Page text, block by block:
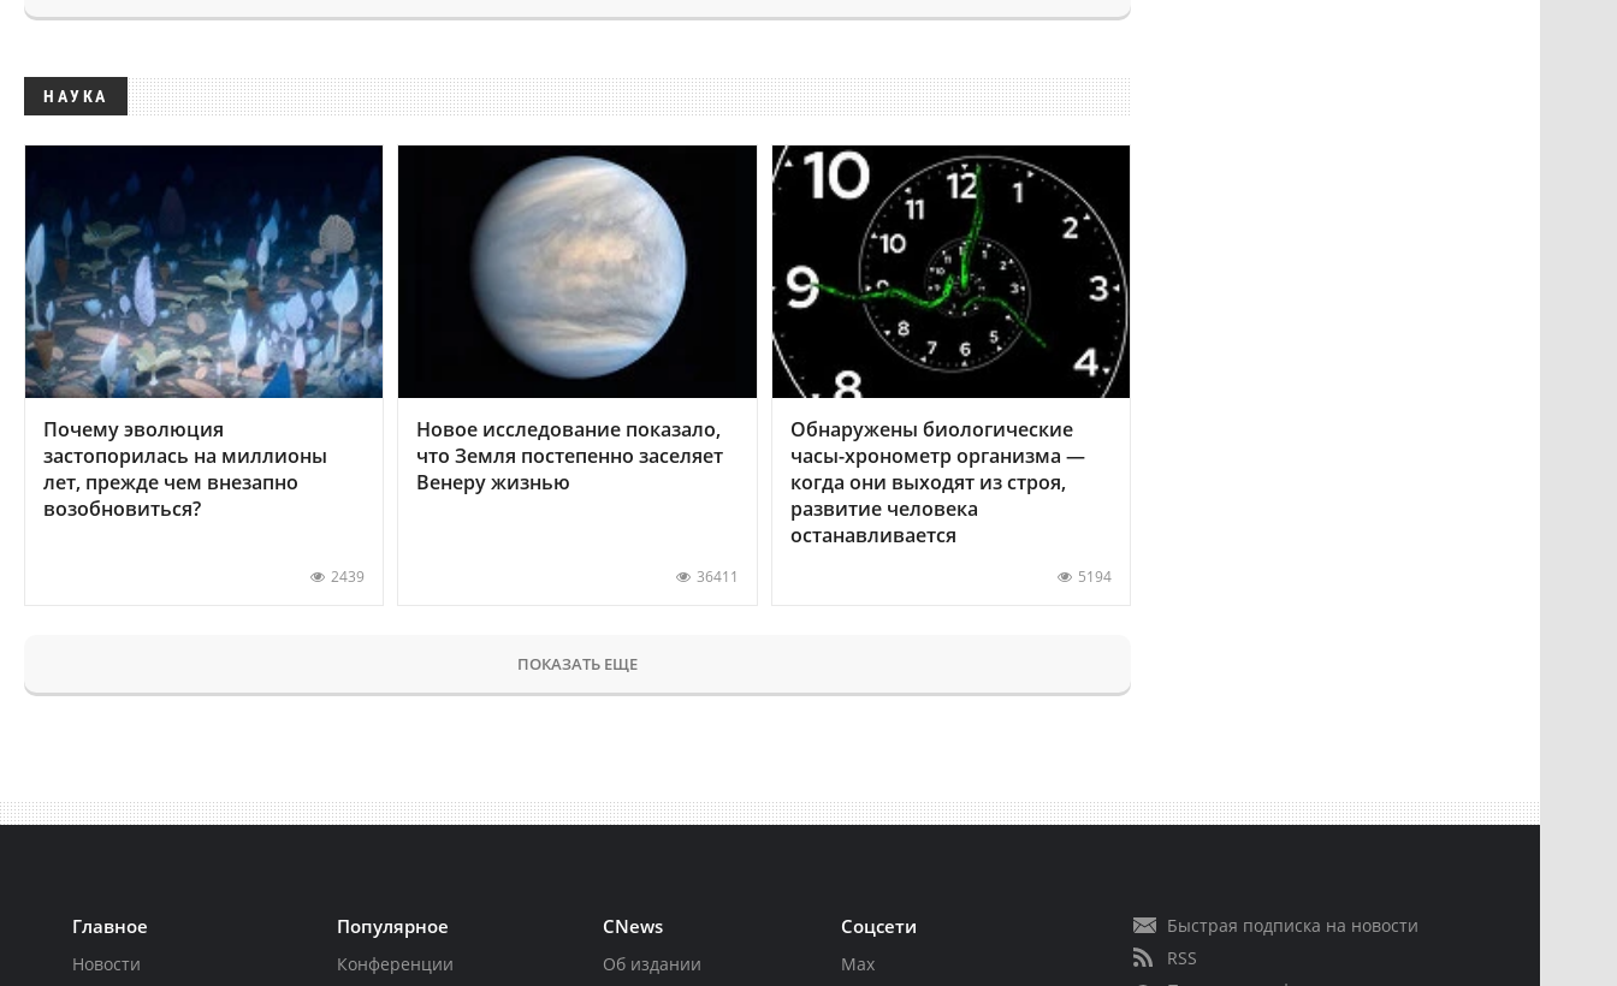
НАУКА
Почему эволюция
застопорилась на миллионы
лет, прежде чем внезапно
возобновиться?
2439
Новое исследование показало,
что Земля постепенно заселяет
Венеру жизнью
36411
Обнаружены биологические
часы-хронометр организма —
когда они выходят из строя,
развитие человека
останавливается
5194
ПОКАЗАТЬ ЕЩЕ
Главное
Новости
Популярное
Конференции
CNews
Об издании
Соцсети
Max
Быстрая подписка на новости
RSS